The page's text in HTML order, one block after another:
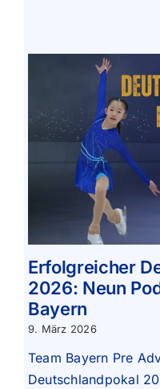
Erfolgreicher
2026: Neun
Bayern
9. März 2026
Team Bayern Pre
Deutschlandpokal